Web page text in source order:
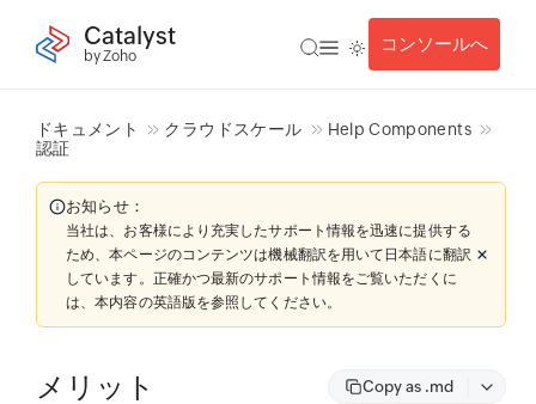
Catalyst
by Zoho
コンソールへ
ドキュメント クラウドスケール
Help Components
認証
お知らせ：
当社は、お客様により充実したサポート情報を迅速に提供する
ため、本ページのコンテンツは機械翻訳を用いて日本語に翻訳
しています。正確かつ最新のサポート情報をご覧いただくに
は、本内容の英語版を参照してください。
メリット Copy as .md